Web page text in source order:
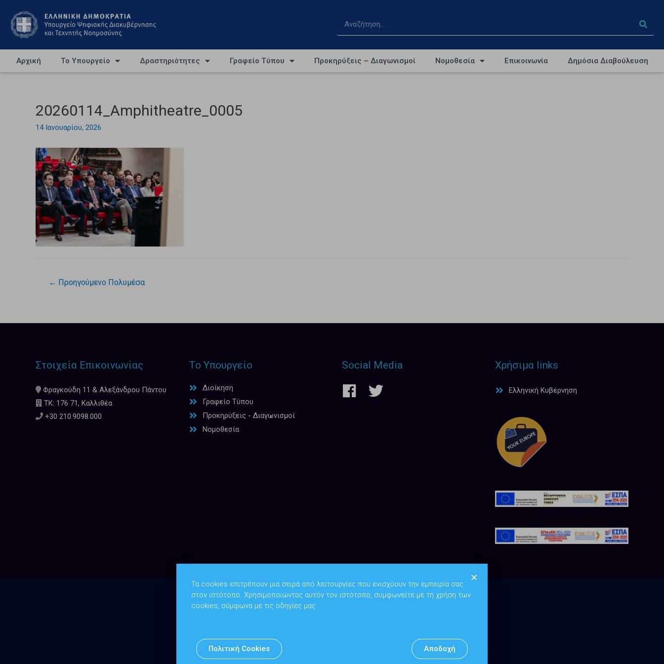
Αρχική Το Υπουργείο Δραστηριότητες Γραφείο Τύπου Προκηρύξεις – Διαγωνισμοί Νομοθεσία Επικοινωνία Δημόσια Διαβούλευση
20260114_Amphitheatre_0005
14 Ιανουαρίου, 2026
← Προηγούμενο Πολυμέσα
Στοιχεία Επικοινωνίας
Φραγκούδη 11 & Αλεξάνδρου Πάντου
ΤΚ: 176 71, Καλλιθέα
+30 210.9098.000
Το Υπουργείο
Διοίκηση
Γραφείο Τύπου
Προκηρύξεις - Διαγωνισμοί
Νομοθεσία
Social Media Χρήσιμα links
Ελληνική Κυβέρνηση
Copyright © 2026Υπουργείο Ψηφιακής Διακυβέρνησης
Τα cookies επιτρέπουν μια σειρά από λειτουργίες που ενισχύουν την εμπειρία σας
στον ιστότοπο. Χρησιμοποιώντας αυτόν τον ιστότοπο, συμφωνείτε με τη χρήση των
cookies, σύμφωνα με τις οδηγίες μας.
Πολιτική Cookies Αποδοχή